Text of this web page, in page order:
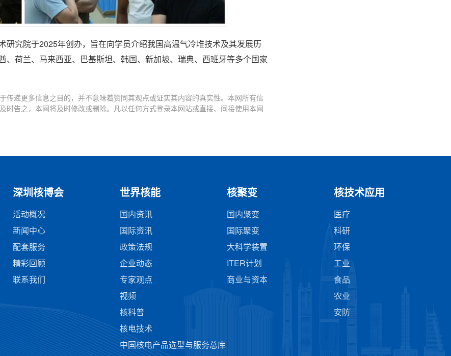
究院于2025年创办，旨在向学员介绍我国高温气冷堆技术及其发展历
荷兰、马来西亚、巴基斯坦、韩国、新加坡、瑞典、西班牙等多个国家
传递更多信息之目的，并不意味着赞同其观点或证实其内容的真实性。本网所有信
告之，本网将及时修改或删除。凡以任何方式登录本网站或直接、间接使用本网
深圳核博会
活动概况
新闻中心
配套服务
精彩回顾
联系我们
世界核能
国内资讯
国际资讯
政策法规
企业动态
专家观点
视频
核科普
核电技术
中国核电产品选型与服务总库
核聚变
国内聚变
国际聚变
大科学装置
ITER计划
商业与资本
核技术应用
医疗
科研
环保
工业
食品
农业
安防